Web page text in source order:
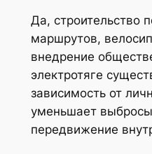
Да, строительство
маршрутов,
внедрение
электротяге
зависимость от
уменьшает
передвижение